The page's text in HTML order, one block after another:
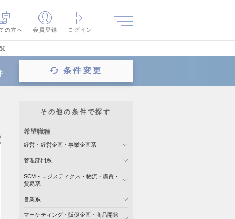
の方へ
会員登録 ログイン
条件変更
その他の条件で探す
希望職種
経営・経営企画・事業企画系
管理部門系
SCM・ロジスティクス・物流・購買・
貿易系
営業系
マーケティング・販促企画・商品開発